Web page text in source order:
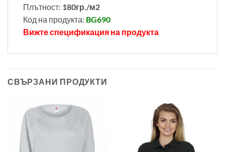
Плътност: 180гр./м2
Код на продукта: BG690
Вижте спецификация на продукта
СВЪРЗАНИ ПРОДУКТИ